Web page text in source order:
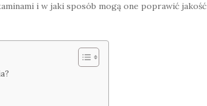
i w jaki sposób mogą one poprawić jakość